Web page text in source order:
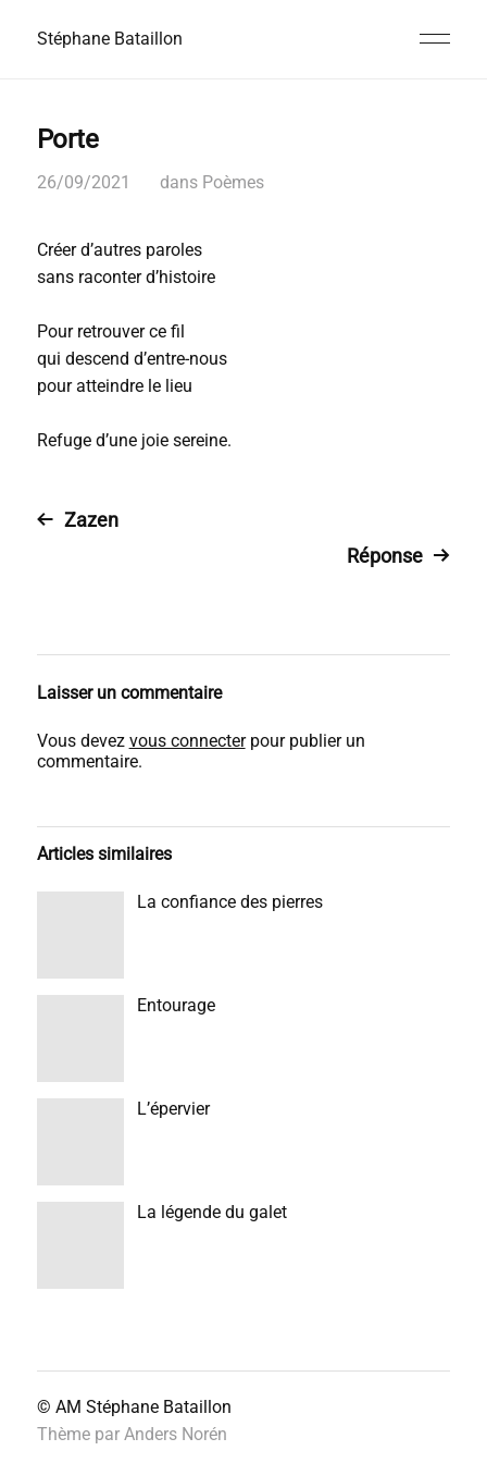
Stéphane Bataillon
Porte
26/09/2021 dans Poèmes
Créer d’autres paroles
sans raconter d’histoire
Pour retrouver ce fil
qui descend d’entre-nous
pour atteindre le lieu
Refuge d’une joie sereine.
Zazen
Réponse
Laisser un commentaire
Vous devez vous connecterpour publier un
commentaire.
Articles similaires
La confiance des pierres
Entourage
L’épervier
La légende du galet
© AM Stéphane Bataillon
Thème par Anders Norén